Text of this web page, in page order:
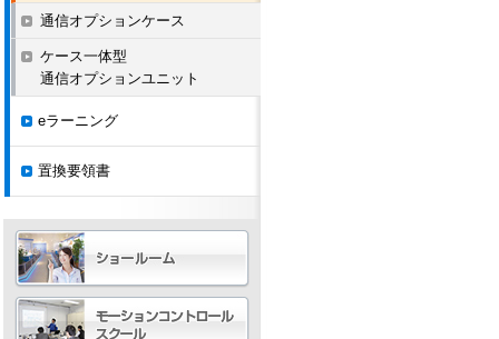
通信オプションケース
ケース一体型
通信オプションユニット
eラーニング
置換要領書